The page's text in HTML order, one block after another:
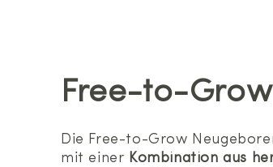
Free-to-
Die Free-to-Grow
mit einer Kombination aus